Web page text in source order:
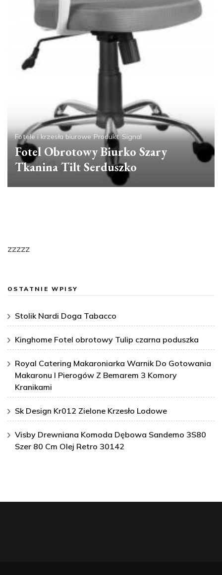
Fotele i krzesła biurowe Produkt Signal
Fotel Obrotowy Biurko Szary
Tkanina Tilt Serduszko
zzzzz
OSTATNIE WPISY
Stolik Nardi Doga Tabacco
Kinghome Fotel obrotowy Tulip czarna poduszka
Royal Catering Makaroniarka Warnik Do Gotowania
Makaronu I Pierogów Z Bemarem 3 Komory
Kranikami
Sk Design Kr012 Zielone Krzesło Lodowe
Visby Drewniana Komoda Dębowa Sandemo 3S80
Szer 80 Cm Olej Retro 30142